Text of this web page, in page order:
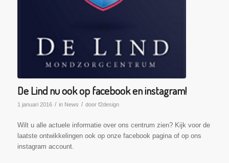
De Lind nu ook op facebook en instagram!
1 januari 2016 / in News / door f2design
Wilt u alle actuele informatie over ons centrum zien? Kijk voor de
laatste ontwikkelingen ook op onze facebook pagina of op ons
instagram account.